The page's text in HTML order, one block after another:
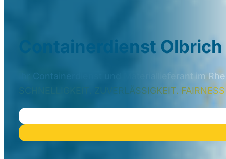
Containerdienst Olbrich
Ihr Containerdienst und Materiallieferant im
SCHNELLIGKEIT. ZUVERLÄSSIGKEIT. FAIRNESS